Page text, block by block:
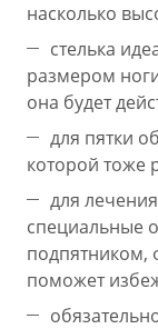
насколько
стелька
размером
она будет
для пятки
которой тоже
для
специальные
подпятником,
поможет